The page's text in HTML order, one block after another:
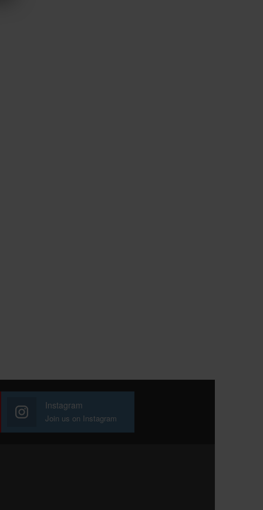
Instagram
Join us on Instagram